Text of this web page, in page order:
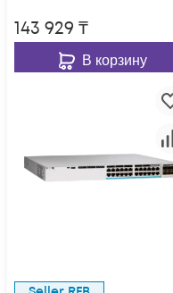
143 929 ₸
В корзину